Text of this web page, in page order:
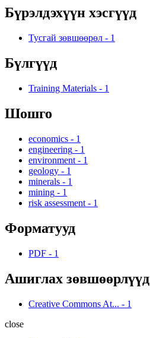
Бүрэлдэхүүн хэсгүүд
Тусгай зөвшөөрөл - 1
Бүлгүүд
Training Materials - 1
Шошго
economics - 1
engineering - 1
environment - 1
geology - 1
minerals - 1
mining - 1
risk assessment - 1
Форматууд
PDF - 1
Ашиглах зөвшөөрлүүд
Creative Commons At... - 1
close